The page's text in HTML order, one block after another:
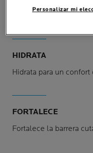
Multi-compensante
HIDRATA
Hidrata para un
FORTALECE
Fortalece la barrera
Personalizar mi